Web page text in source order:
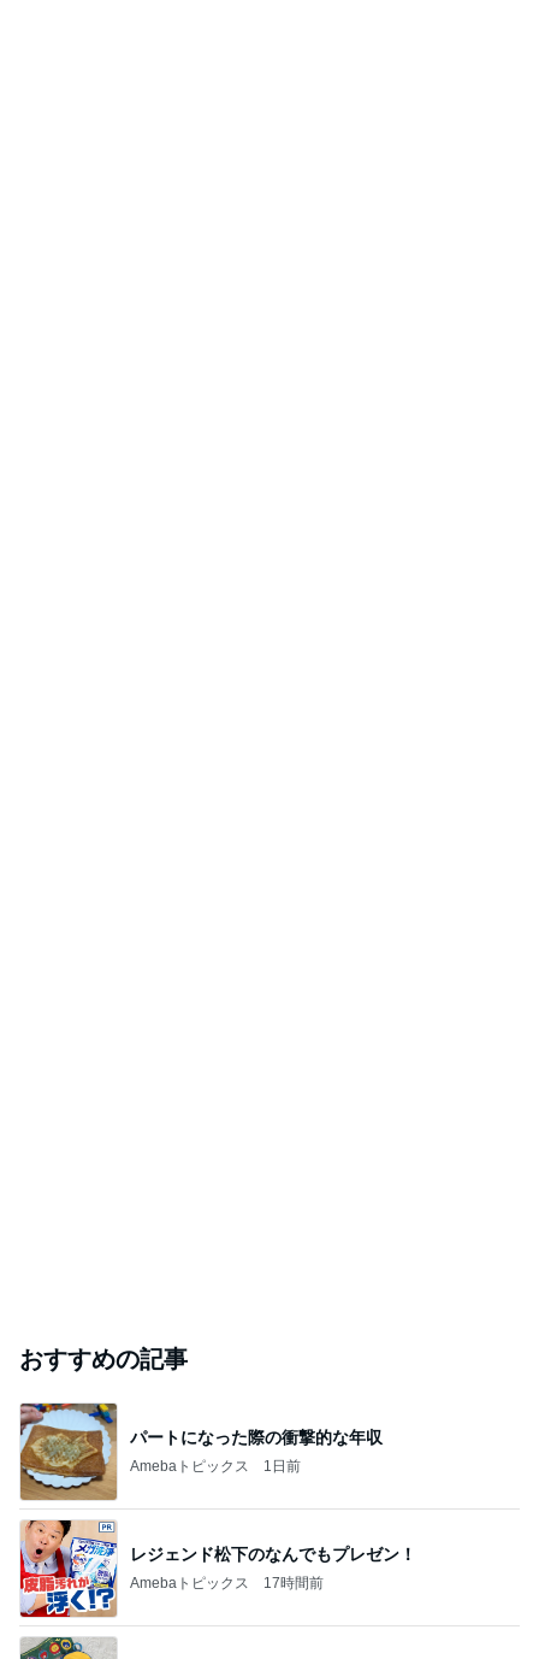
おすすめの記事
パートになった際の衝撃的な年収
Amebaトピックス 1日前
レジェンド松下のなんでもプレゼン！
Amebaトピックス 17時間前